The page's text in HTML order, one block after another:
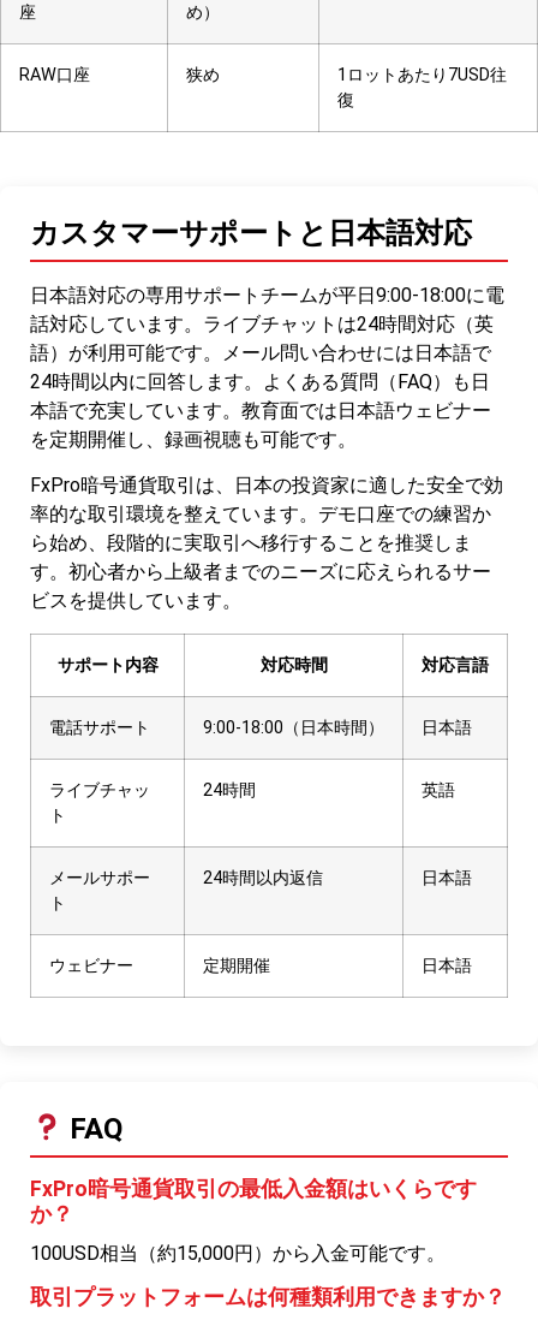
座
め）
RAW口座 狭め
1ロットあたり7USD往
復
カスタマーサポートと日本語対応
日本語対応の専用サポートチームが平日9:00-18:00に電
話対応しています。ライブチャットは24時間対応（英
語）が利用可能です。メール問い合わせには日本語で
24時間以内に回答します。よくある質問（FAQ）も日
本語で充実しています。教育面では日本語ウェビナー
を定期開催し、録画視聴も可能です。
FxPro暗号通貨取引は、日本の投資家に適した安全で効
率的な取引環境を整えています。デモ口座での練習か
ら始め、段階的に実取引へ移行することを推奨しま
す。初心者から上級者までのニーズに応えられるサー
ビスを提供しています。
サポート内容 対応時間 対応言語
電話サポート 9:00-18:00（日本時間） 日本語
ライブチャッ
ト
24時間 英語
メールサポー
ト
24時間以内返信 日本語
ウェビナー 定期開催 日本語
FAQ
FxPro暗号通貨取引の最低入金額はいくらです
か？
100USD相当（約15,000円）から入金可能です。
取引プラットフォームは何種類利用できますか？